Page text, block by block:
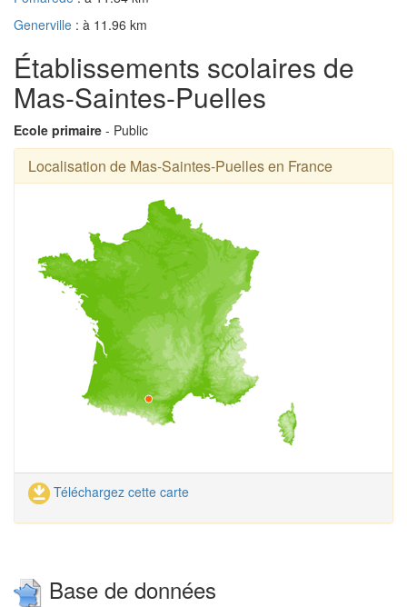
Generville : à 11.96 km
Établissements scolaires de
Mas-Saintes-Puelles
Ecole primaire - Public
Localisation de Mas-Saintes-Puelles en France
Téléchargez cette carte
Base de données